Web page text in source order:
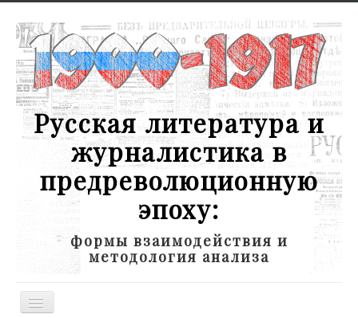
Русская литература и
журналистика в
предреволюционную
эпоху:
формы взаимодействия и
методология анализа
Toggle